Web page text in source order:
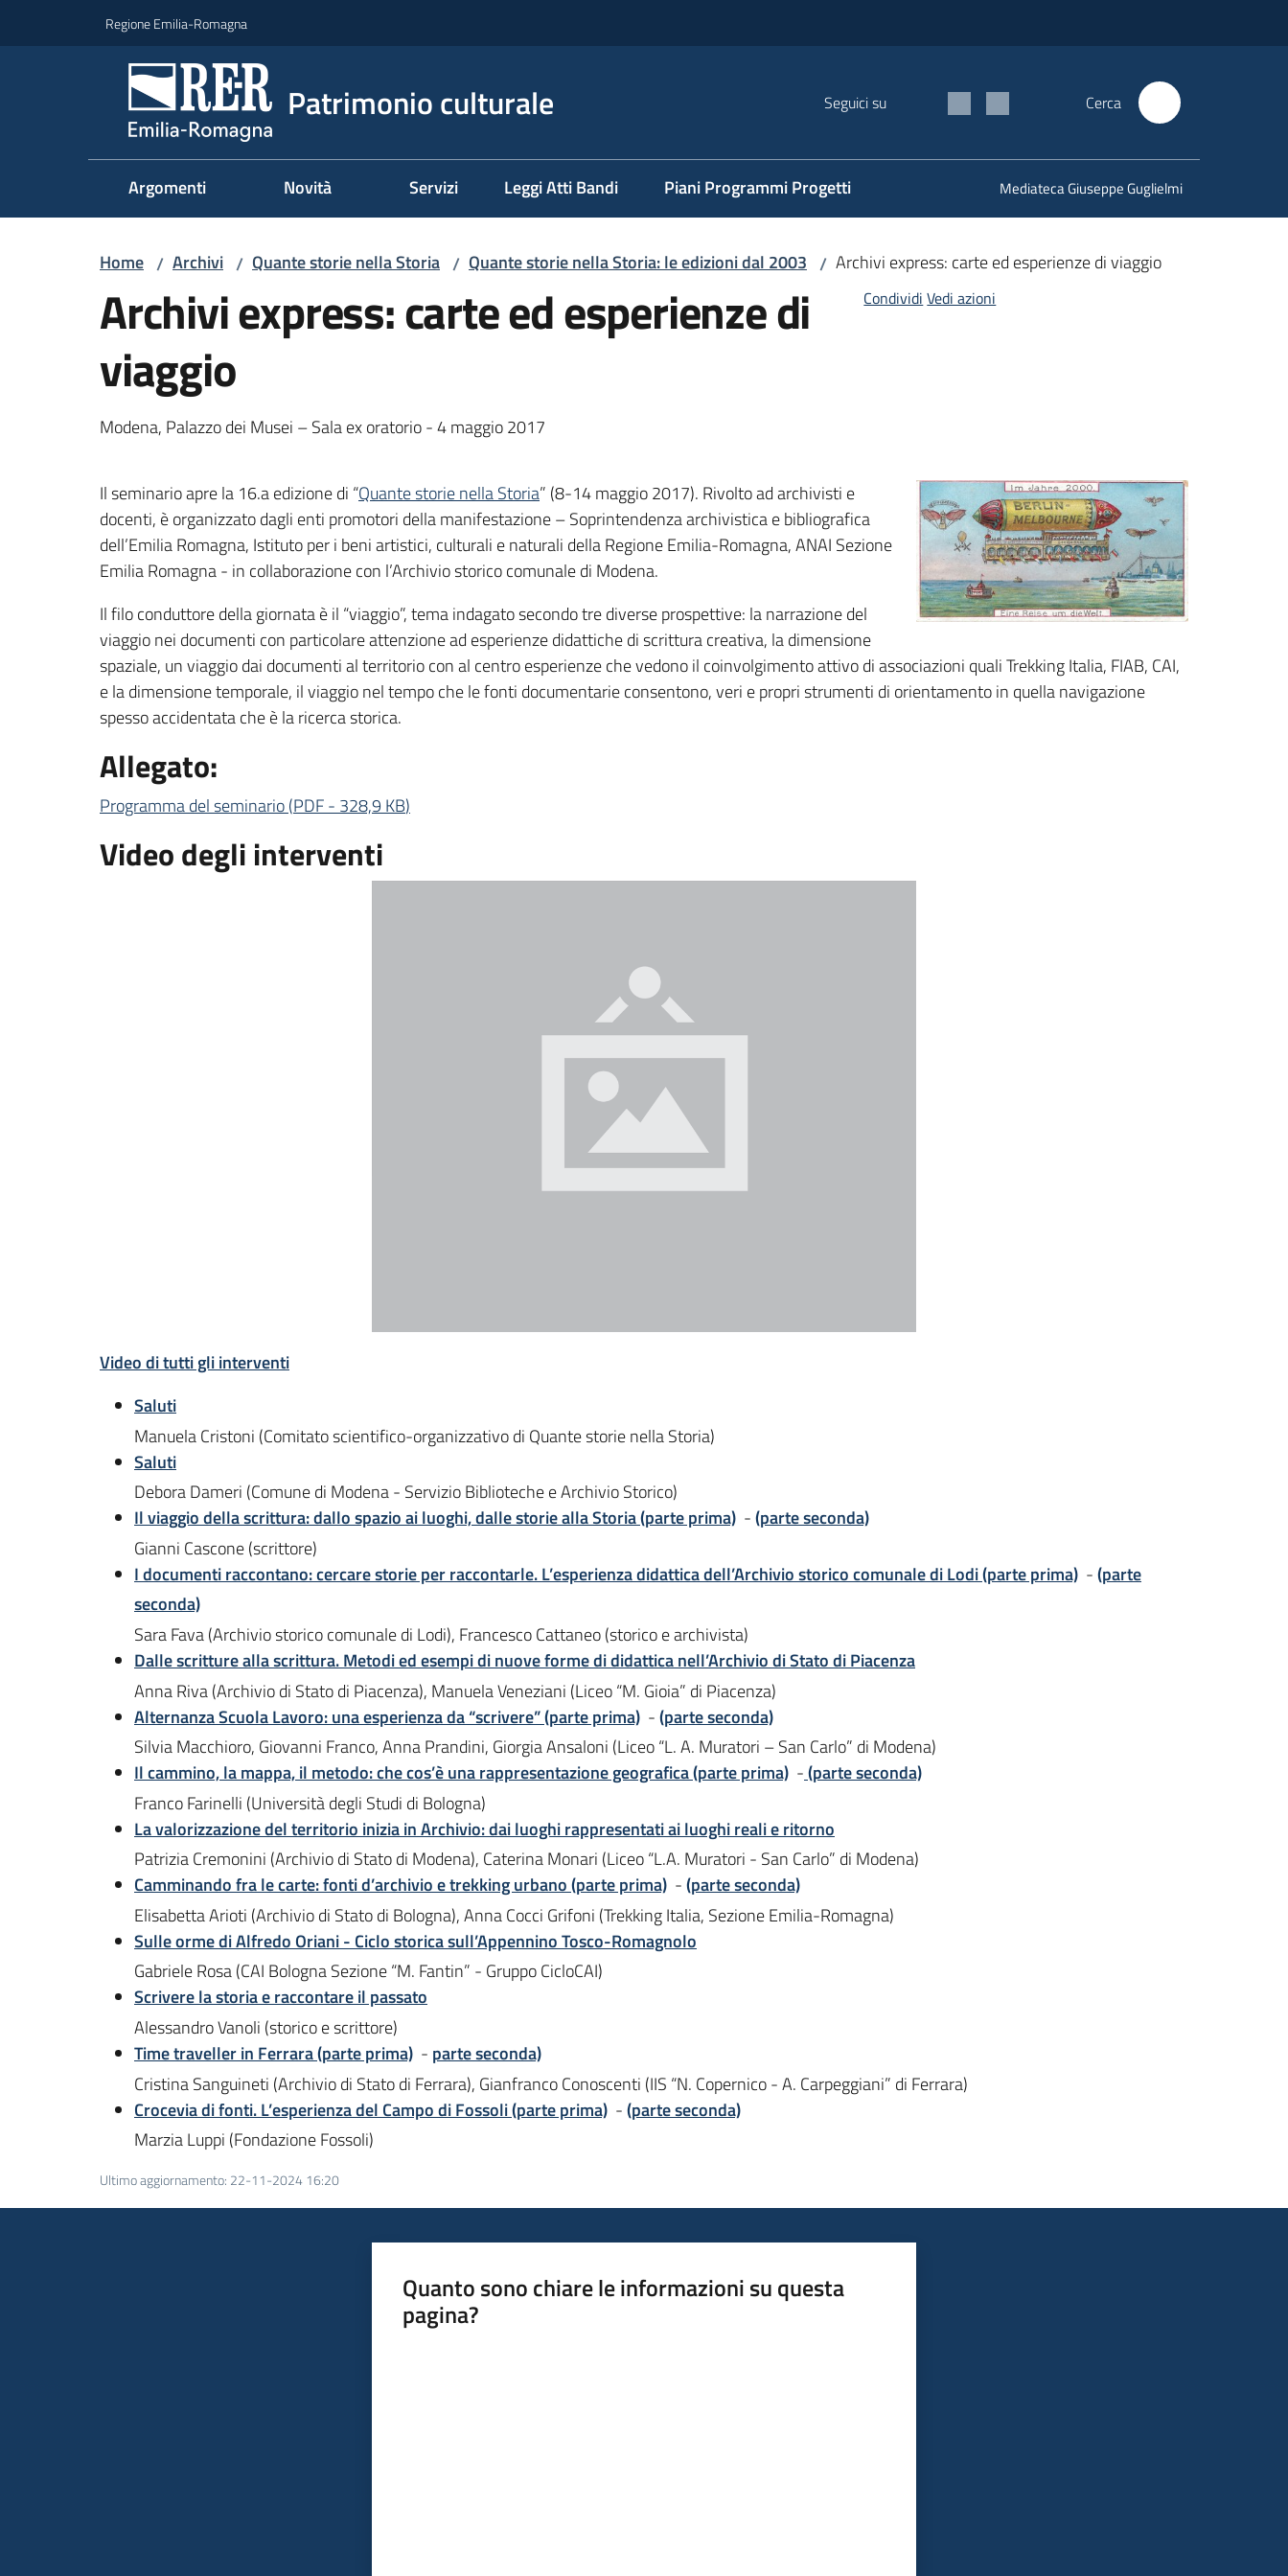
Regione Emilia-Romagna
Patrimonio culturale Seguici su Cerca
Argomenti Novità Servizi Leggi Atti Bandi Piani Programmi Progetti Mediateca Giuseppe Guglielmi
Home / Archivi / Quante storie nella Storia / Quante storie nella Storia: le edizioni dal 2003 / Archivi express: carte ed esperienze di viaggio
Archivi express: carte ed esperienze di
viaggio
Modena, Palazzo dei Musei – Sala ex oratorio - 4 maggio 2017
Condividi Vedi azioni
Il seminario apre la 16.a edizione di “Quante storie nella Storia” (8-14 maggio 2017). Rivolto ad archivisti e
docenti, è organizzato dagli enti promotori della manifestazione – Soprintendenza archivistica e bibliografica
dell’Emilia Romagna, Istituto per i beni artistici, culturali e naturali della Regione Emilia-Romagna, ANAI Sezione
Emilia Romagna - in collaborazione con l’Archivio storico comunale di Modena.
Il filo conduttore della giornata è il “viaggio”, tema indagato secondo tre diverse prospettive: la narrazione del
viaggio nei documenti con particolare attenzione ad esperienze didattiche di scrittura creativa, la dimensione
spaziale, un viaggio dai documenti al territorio con al centro esperienze che vedono il coinvolgimento attivo di associazioni quali Trekking Italia, FIAB, CAI,
e la dimensione temporale, il viaggio nel tempo che le fonti documentarie consentono, veri e propri strumenti di orientamento in quella navigazione
spesso accidentata che è la ricerca storica.
Allegato:
Programma del seminario(PDF- 328,9 KB)
Video degli interventi
Video di tutti gli interventi
Saluti
Manuela Cristoni (Comitato scientifico-organizzativo di Quante storie nella Storia)
Saluti
Debora Dameri (Comune di Modena - Servizio Biblioteche e Archivio Storico)
Il viaggio della scrittura: dallo spazio ai luoghi, dalle storie alla Storia (parte prima) -(parte seconda)
Gianni Cascone (scrittore)
I documenti raccontano: cercare storie per raccontarle. L’esperienza didattica dell’Archivio storico comunale di Lodi (parte prima) -(parte
seconda)
Sara Fava (Archivio storico comunale di Lodi), Francesco Cattaneo (storico e archivista)
Dalle scritture alla scrittura. Metodi ed esempi di nuove forme di didattica nell’Archivio di Stato di Piacenza
Anna Riva (Archivio di Stato di Piacenza), Manuela Veneziani (Liceo “M. Gioia” di Piacenza)
Alternanza Scuola Lavoro: una esperienza da “scrivere” (parte prima) -(parte seconda)
Silvia Macchioro, Giovanni Franco, Anna Prandini, Giorgia Ansaloni (Liceo “L. A. Muratori – San Carlo” di Modena)
Il cammino, la mappa, il metodo: che cos’è una rappresentazione geografica (parte prima) -(parte seconda)
Franco Farinelli (Università degli Studi di Bologna)
La valorizzazione del territorio inizia in Archivio: dai luoghi rappresentati ai luoghi reali e ritorno
Patrizia Cremonini (Archivio di Stato di Modena), Caterina Monari (Liceo “L.A. Muratori - San Carlo” di Modena)
Camminando fra le carte: fonti d’archivio e trekking urbano (parte prima) -(parte seconda)
Elisabetta Arioti (Archivio di Stato di Bologna), Anna Cocci Grifoni (Trekking Italia, Sezione Emilia-Romagna)
Sulle orme di Alfredo Oriani - Ciclo storica sull’Appennino Tosco-Romagnolo
Gabriele Rosa (CAI Bologna Sezione “M. Fantin” - Gruppo CicloCAI)
Scrivere la storia e raccontare il passato
Alessandro Vanoli (storico e scrittore)
Time traveller in Ferrara (parte prima) - parte seconda)
Cristina Sanguineti (Archivio di Stato di Ferrara), Gianfranco Conoscenti (IIS “N. Copernico - A. Carpeggiani” di Ferrara)
Crocevia di fonti. L’esperienza del Campo di Fossoli (parte prima) -(parte seconda)
Marzia Luppi (Fondazione Fossoli)
Ultimo aggiornamento: 22-11-2024 16:20
Quanto sono chiare le informazioni su questa
pagina?